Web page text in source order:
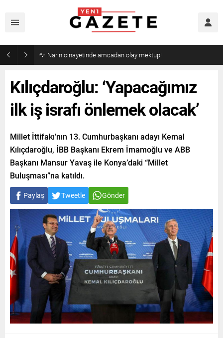
Narin cinayetinde amcadan olay mektup!
Kılıçdaroğlu: ‘Yapacağımız
ilk iş israfı önlemek olacak’
Millet İttifakı’nın 13. Cumhurbaşkanı adayı Kemal
Kılıçdaroğlu, İBB Başkanı Ekrem İmamoğlu ve ABB
Başkanı Mansur Yavaş ile Konya’daki “Millet
Buluşması”na katıldı.
Paylaş Tweetle Gönder